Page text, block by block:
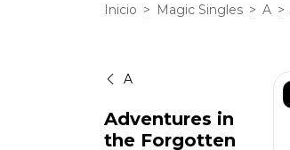
Inicio > Magic Singles > A >
A
Adventures in
the Forgotten